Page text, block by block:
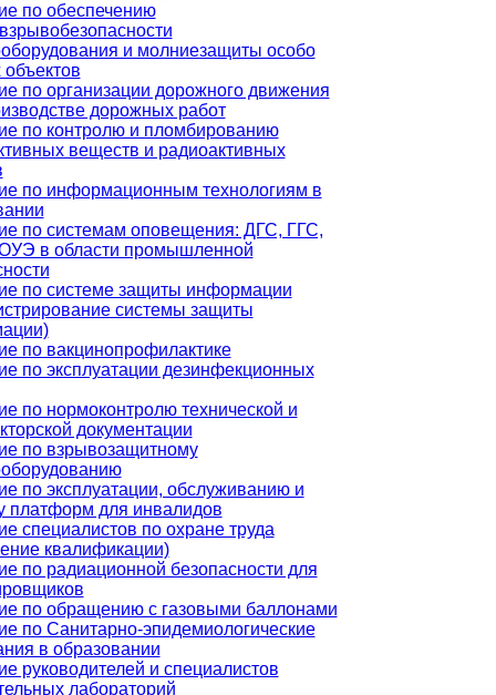
по обеспечению
и молниезащиты особо
по организации дорожного движения
дорожных работ
по контролю и пломбированию
веществ и радиоактивных
по информационным технологиям в
по системам оповещения: ДГС, ГГС,
в области промышленной
по системе защиты информации
системы защиты
по вакцинопрофилактике
по эксплуатации дезинфекционных
по нормоконтролю технической и
документации
по взрывозащитному
по эксплуатации, обслуживанию и
платформ для инвалидов
специалистов по охране труда
квалификации)
по радиационной безопасности для
по обращению с газовыми баллонами
по Санитарно-эпидемиологические
в образовании
руководителей и специалистов
лабораторий